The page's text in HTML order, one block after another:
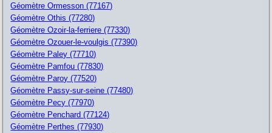
Géomètre Ormesson (77167)
Géomètre Othis (77280)
Géomètre Ozoir-la-ferriere (77330)
Géomètre Ozouer-le-voulgis (77390)
Géomètre Paley (77710)
Géomètre Pamfou (77830)
Géomètre Paroy (77520)
Géomètre Passy-sur-seine (77480)
Géomètre Pecy (77970)
Géomètre Penchard (77124)
Géomètre Perthes (77930)